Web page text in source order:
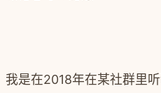
我是在2018年在某社群里